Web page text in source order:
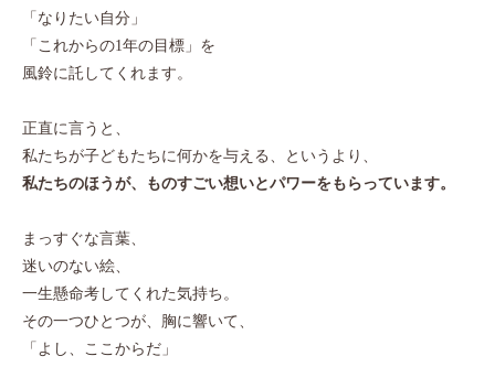
「なりたい自分」
「これからの1年の目標」を
風鈴に託してくれます。
正直に言うと、
私たちが子どもたちに何かを与える、というより、
私たちのほうが、ものすごい想いとパワーをもらっています。
まっすぐな言葉、
迷いのない絵、
一生懸命考してくれた気持ち。
その一つひとつが、胸に響いて、
「よし、ここからだ」